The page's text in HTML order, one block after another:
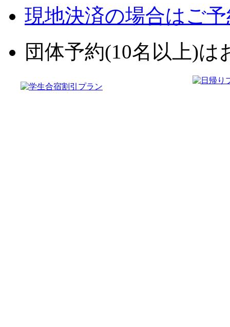
現地決済の場合はご
団体予約(10名以上)は